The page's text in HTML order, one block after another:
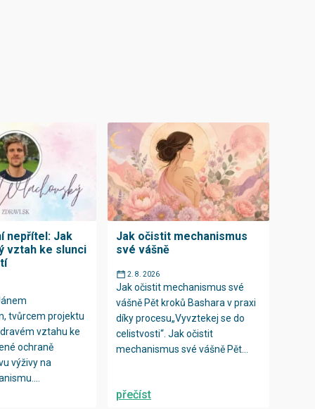
nepřítel: Jak
vztah ke slunci
tvůrcem projektu
vztahu ke
ochraně
výživy na
Jak očistit mechanismus
své vášně
2. 8. 2026
Jak očistit mechanismus své
vášně Pět kroků Bashara v praxi
díky procesu„Vyvztekej se do
celistvosti“. Jak očistit
mechanismus své vášně Pět...
přečíst